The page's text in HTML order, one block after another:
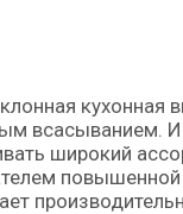
всасыванием.
широкий